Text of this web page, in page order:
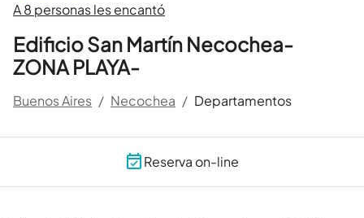
A 8 personas les encantó
Edificio San Martín Necochea-
ZONA PLAYA-
Buenos Aires / Necochea / Departamentos
Reserva on-line